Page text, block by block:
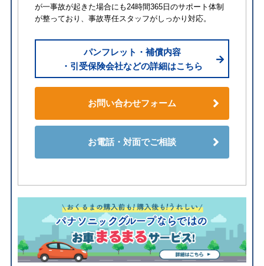
が一事故が起きた場合にも24時間365日のサポート体制
が整っており、事故専任スタッフがしっかり対応。
パンフレット・補償内容
・引受保険会社などの詳細はこちら
お問い合わせフォーム
お電話・対面でご相談